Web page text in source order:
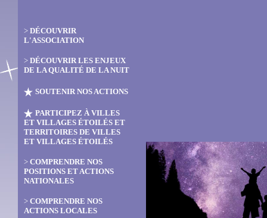
> DÉCOUVRIR
L'ASSOCIATION
> DÉCOUVRIR LES ENJEUX
DE LA QUALITÉ DE LA NUIT
SOUTENIR NOS ACTIONS
PARTICIPEZ À VILLES
ET VILLAGES ÉTOILÉS ET
TERRITOIRES DE VILLES
ET VILLAGES ÉTOILÉS
> COMPRENDRE NOS
POSITIONS ET ACTIONS
NATIONALES
> COMPRENDRE NOS
ACTIONS LOCALES